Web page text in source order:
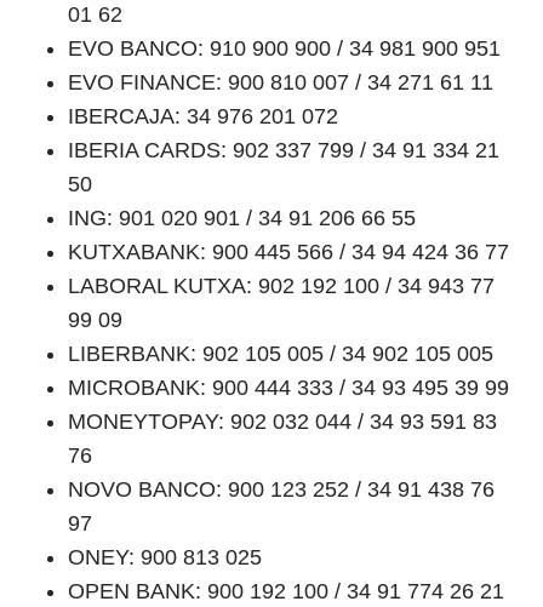
01 62
EVO BANCO: 910 900 900 / 34 981 900 951
EVO FINANCE: 900 810 007 / 34 271 61 11
IBERCAJA: 34 976 201 072
IBERIA CARDS: 902 337 799 / 34 91 334 21
50
ING: 901 020 901 / 34 91 206 66 55
KUTXABANK: 900 445 566 / 34 94 424 36 77
LABORAL KUTXA: 902 192 100 / 34 943 77
99 09
LIBERBANK: 902 105 005 / 34 902 105 005
MICROBANK: 900 444 333 / 34 93 495 39 99
MONEYTOPAY: 902 032 044 / 34 93 591 83
76
NOVO BANCO: 900 123 252 / 34 91 438 76
97
ONEY: 900 813 025
OPEN BANK: 900 192 100 / 34 91 774 26 21